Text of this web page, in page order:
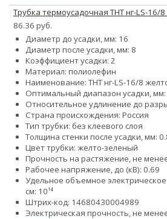
Трубка термоусадочная ТНТ нг-LS-16/
86.36 руб.
Диаметр до усадки, мм: 16
Диаметр после усадки, мм: 8
Коэффициент усадки: 2
Материал: полиолефин
Наименование: ТНТ нг-LS-16/8
Оптимальный диапазон усадки, мм:
Относительное удлинение до
Страна происхождения: Россия
Тип трубки: без клеевого слоя
Толщина стенки после усадки, мм:
Цвет трубки: желто-зеленый
Прочность на растяжение, не
Рабочее напряжение, до (кВ): 0.69
Удельное объемное
см: 10¹⁴
Штрих-код: 14680430004989
Электрическая прочность, не